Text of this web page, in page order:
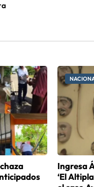
Ingresa
‘El